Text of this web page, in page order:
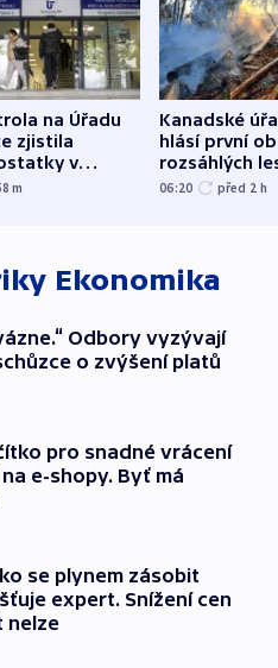
na Úřadu
zjistila
v
za 5,6
m
Kanadské
hlásí první
rozsáhlých
požárů
06:20 před 2 h
Ekonomika
Odbory vyzývají
o zvýšení platů
pro snadné vrácení
e-shopy. Byť má
se plynem zásobit
expert. Snížení cen
nelze